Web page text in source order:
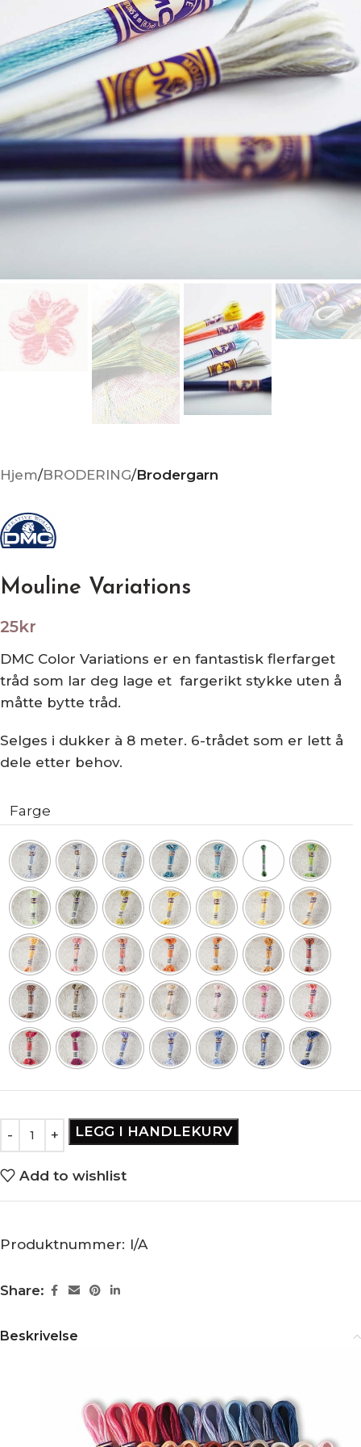
Hjem BRODERING Brodergarn
Mouline Variations
25kr
DMC Color Variations er en fantastisk flerfarget
tråd som lar deg lage et fargerikt stykke uten å
måtte bytte tråd.
Selges i dukker à 8 meter. 6-trådet som er lett å
dele etter behov.
Farge
LEGG I HANDLEKURV
Add to wishlist
Produktnummer: I/A
Share:
Beskrivelse